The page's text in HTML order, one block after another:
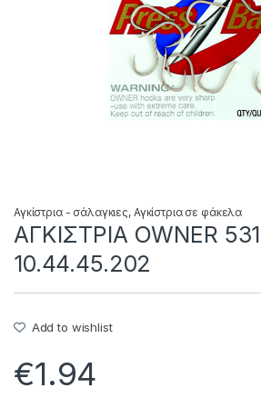
Αγκίστρια - σάλαγκιες, Αγκίστρια σε φάκελα
ΑΓΚΙΣΤΡΙΑ OWNER
10.44.45.202
Add to wishlist
€1.94